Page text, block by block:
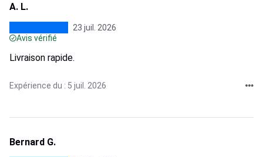
A. L.
23 juil. 2026
Avis vérifié
Livraison rapide.
Expérience du : 5 juil. 2026
Bernard G.